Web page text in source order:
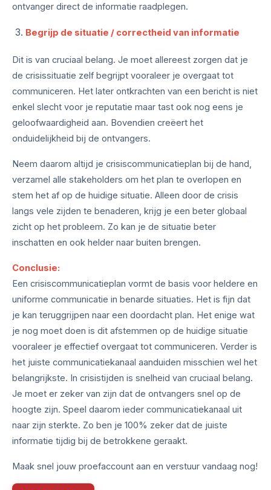
ontvanger direct de informatie raadplegen.
Begrijp de situatie / correctheid van informatie
Dit is van cruciaal belang. Je moet allereest zorgen dat je
de crisissituatie zelf begrijpt vooraleer je overgaat tot
communiceren. Het later ontkrachten van een bericht is niet
enkel slecht voor je reputatie maar tast ook nog eens je
geloofwaardigheid aan. Bovendien creëert het
onduidelijkheid bij de ontvangers.
Neem daarom altijd je crisiscommunicatieplan bij de hand,
verzamel alle stakeholders om het plan te overlopen en
stem het af op de huidige situatie. Alleen door de crisis
langs vele zijden te benaderen, krijg je een beter globaal
zicht op het probleem. Zo kan je de situatie beter
inschatten en ook helder naar buiten brengen.
Conclusie:
Een crisiscommunicatieplan vormt de basis voor heldere en
uniforme communicatie in benarde situaties. Het is fijn dat
je kan teruggrijpen naar een doordacht plan. Het enige wat
je nog moet doen is dit afstemmen op de huidige situatie
vooraleer je effectief overgaat tot communiceren. Verder is
het juiste communicatiekanaal aanduiden misschien wel het
belangrijkste. In crisistijden is snelheid van cruciaal belang.
Je moet er zeker van zijn dat de ontvangers snel op de
hoogte zijn. Speel daarom ieder communicatiekanaal uit
naar zijn sterkte. Zo ben je 100% zeker dat de juiste
informatie tijdig bij de betrokkene geraakt.
Maak snel jouw proefaccount aan en verstuur vandaag nog!